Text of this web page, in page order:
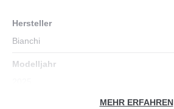
Hersteller
Bianchi
Modelljahr
MEHR ERFAHREN